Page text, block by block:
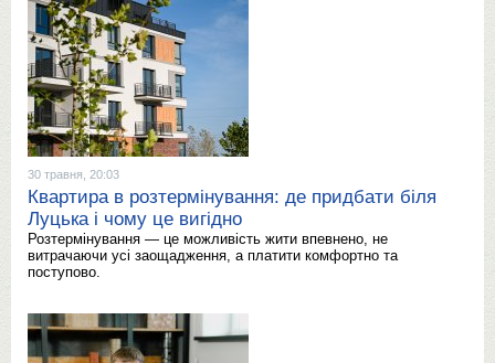
30 травня, 20:03
Квартира в розтермінування: де придбати біля
Луцька і чому це вигідно
Розтермінування — це можливість жити впевнено, не
витрачаючи усі заощадження, а платити комфортно та
поступово.